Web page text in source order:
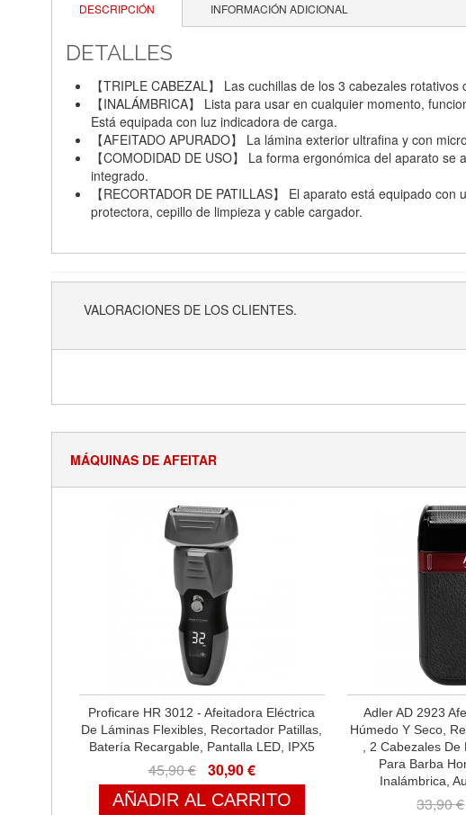
DESCRIPCIÓN INFORMACIÓN ADICIONAL
DETALLES
【TRIPLE CABEZAL】 Las cuchillas de los 3 cabezales
【INALÁMBRICA】 Lista para usar en cualquier momento,
Está equipada con luz indicadora de carga.
【AFEITADO APURADO】 La lámina exterior ultrafina y con
【COMODIDAD DE USO】 La forma ergonómica del aparato
integrado.
【RECORTADOR DE PATILLAS】 El aparato está equipado
protectora, cepillo de limpieza y cable cargador.
VALORACIONES DE LOS CLIENTES.
MÁQUINAS DE AFEITAR
Proficare HR 3012 - Afeitadora Eléctrica
De Láminas Flexibles, Recortador Patillas,
Batería Recargable, Pantalla LED, IPX5
45,90 € 30,90 €
AÑADIR AL CARRITO
Adler AD 2923
Húmedo Y Seco,
, 2 Cabezales
Para Barba
Inalámbrica,
33,90 €